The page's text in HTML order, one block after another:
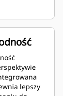
części
związane z
Cat
lepszy